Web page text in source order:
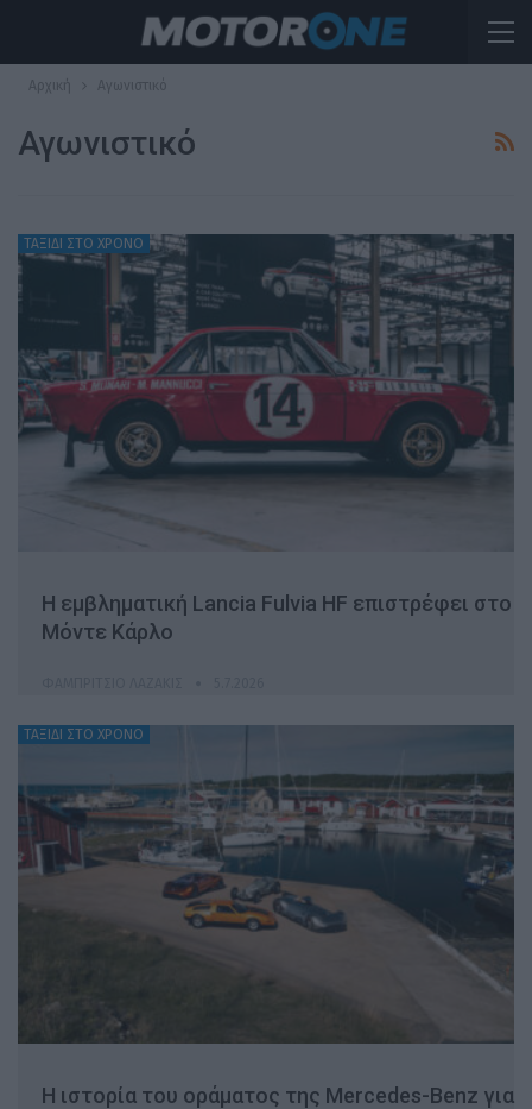
Αρχική Αγωνιστικό
Αγωνιστικό
ΤΑΞΙΔΙ ΣΤΟ ΧΡΟΝΟ
Η εμβληματική Lancia Fulvia HF επιστρέφει στο
Μόντε Κάρλο
ΤΑΞΙΔΙ ΣΤΟ ΧΡΟΝΟ
Η ιστορία του οράματος της Mercedes-Benz για